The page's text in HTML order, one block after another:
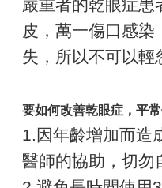
嚴重者的乾眼症患
皮，萬一傷口感染
失，所以不可以輕
要如何改善乾眼症，平
1.因年齡增加而造
醫師的協助，切勿